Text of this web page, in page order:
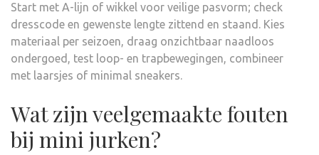
Start met A-lijn of wikkel voor veilige pasvorm; check
dresscode en gewenste lengte zittend en staand. Kies
materiaal per seizoen, draag onzichtbaar naadloos
ondergoed, test loop- en trapbewegingen, combineer
met laarsjes of minimal sneakers.
Wat zijn veelgemaakte fouten
bij mini jurken?